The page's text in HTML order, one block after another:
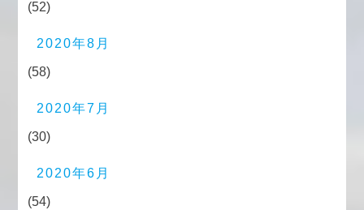
(52)
2020年8月
(58)
2020年7月
(30)
2020年6月
(54)